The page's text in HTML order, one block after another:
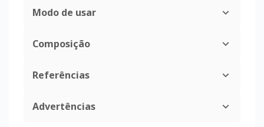
Modo de usar
Composição
Referências
Advertências